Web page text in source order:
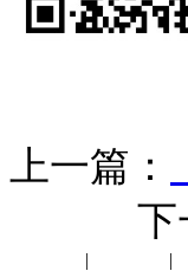
上一篇：
下一
| |